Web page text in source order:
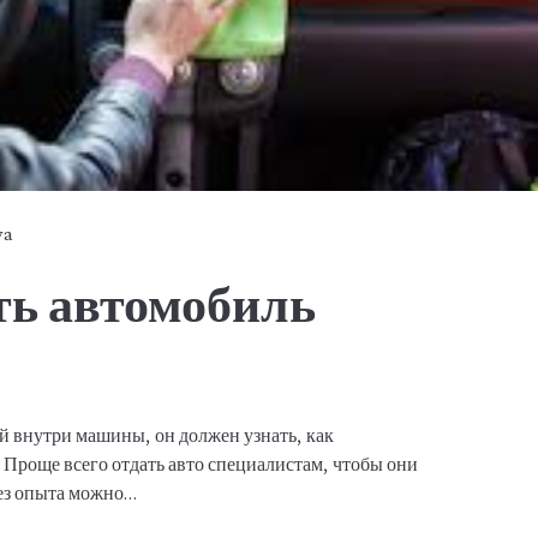
автомобиль
внутри машины, он должен узнать, как
всего отдать авто специалистам, чтобы они
опыта можно…